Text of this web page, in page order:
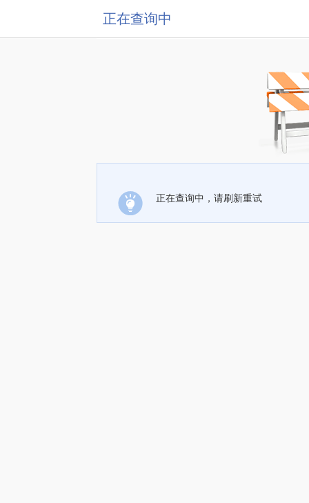
正在查询中
正在查询中，请刷新重试